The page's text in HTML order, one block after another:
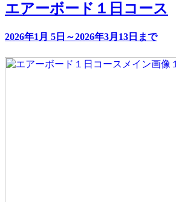
エアーボード１日コース
2026年1月 5日～2026年3月13日まで